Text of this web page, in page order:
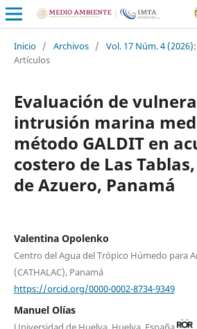
Inicio / Archivos / Vol. 17 Núm. 4
Artículos
Evaluación de
intrusión marina
método GALDIT en
costero de Las
de Azuero, Panamá
Valentina Opolenko
Centro del Agua del Trópico Húmedo para
(CATHALAC), Panamá
https://orcid.org/0000-0002-8734-9349
Manuel Olías